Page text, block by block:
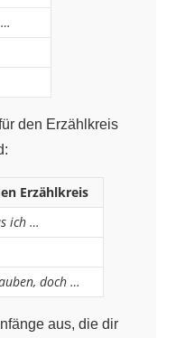
den Erzählkreis
Erzählkreis
ich …
doch …
aus, die dir